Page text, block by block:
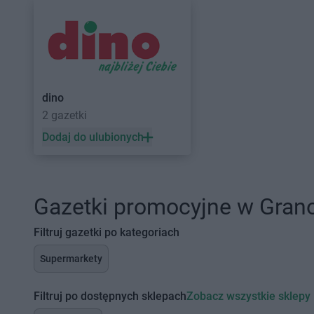
dino
2 gazetki
Dodaj do ulubionych
Gazetki promocyjne w
Filtruj gazetki po kategoriach
Supermarkety
Filtruj po dostępnych sklepachZobacz wszystkie sklepy